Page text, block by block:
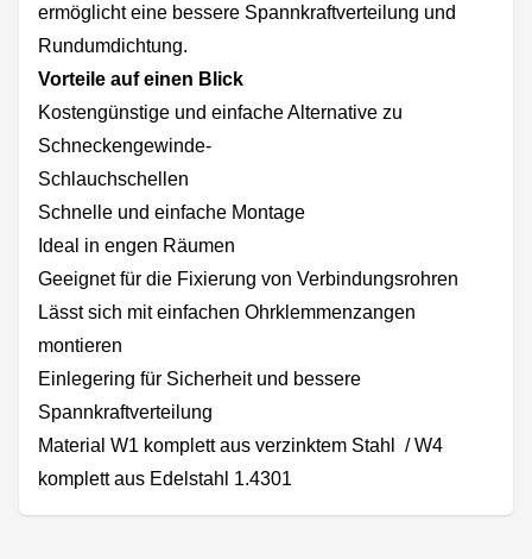
ermöglicht eine bessere Spannkraftverteilung und
Rundumdichtung.
Vorteile auf einen Blick
Kostengünstige und einfache Alternative zu
Schneckengewinde-
Schlauchschellen
Schnelle und einfache Montage
Ideal in engen Räumen
Geeignet für die Fixierung von Verbindungsrohren
Lässt sich mit einfachen Ohrklemmenzangen
montieren
Einlegering für Sicherheit und bessere
Spannkraftverteilung
Material W1 komplett aus verzinktem Stahl / W4
komplett aus Edelstahl 1.4301